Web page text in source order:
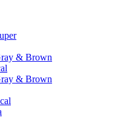
& Brown
& Brown